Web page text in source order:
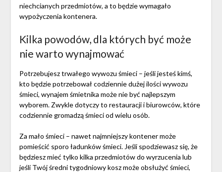
niechcianych przedmiotów, a to będzie wymagało
wypożyczenia kontenera.
Kilka powodów, dla których być może
nie warto wynajmować
Potrzebujesz trwałego wywozu śmieci – jeśli jesteś kimś,
kto będzie potrzebował codziennie dużej ilości wywozu
śmieci, wynajem śmietnika może nie być najlepszym
wyborem. Zwykle dotyczy to restauracji i biurowców, które
codziennie gromadzą śmieci od wielu osób.
Za mało śmieci – nawet najmniejszy kontener może
pomieścić sporo ładunków śmieci. Jeśli spodziewasz się, że
będziesz mieć tylko kilka przedmiotów do wyrzucenia lub
jeśli Twój średni tygodniowy kosz może obsłużyć śmieci,